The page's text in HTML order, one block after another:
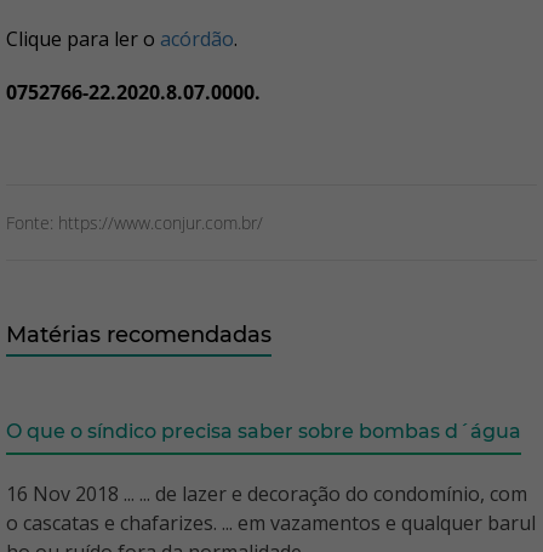
Clique para ler o acórdão.
0752766-22.2020.8.07.0000.
Fonte: https://www.conjur.com.br/
Matérias recomendadas
O que o síndico precisa saber sobre bombas d´água
16 Nov 2018 ... ... de lazer e decoração do condomínio, com
o cascatas e chafarizes. ... em vazamentos e qualquer barul